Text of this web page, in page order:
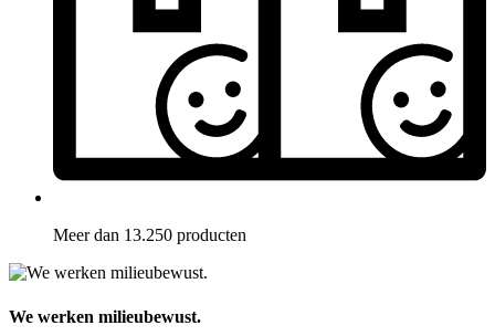
Meer dan 13.250 producten
We werken milieubewust.